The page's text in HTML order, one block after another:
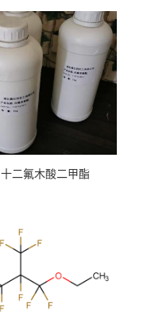
十二氟木酸二甲酯